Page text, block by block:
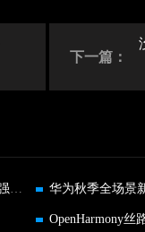
下一篇：
HarmonyOS 4突破生产力交互 华为MatePad Pro 13.2最强生产力 华为秋季全场景